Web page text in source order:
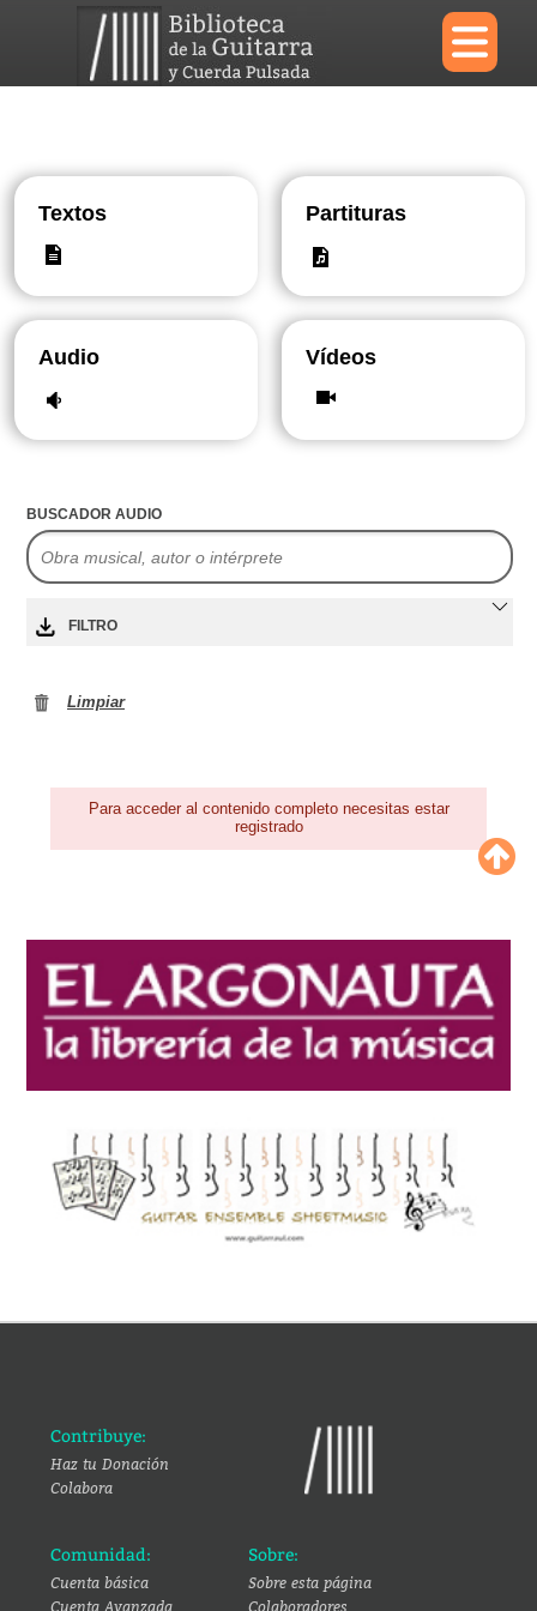
×
Menu
Área personal Reproductor
Textos Partituras
Audio Vídeos
BUSCADOR AUDIO
FILTRO
Limpiar
Para acceder al contenido completo necesitas estar
registrado
Contribuye:
Haz tu Donación
Colabora
Comunidad:
Cuenta básica
Cuenta Avanzada
Sobre:
Sobre esta página
Colaboradores